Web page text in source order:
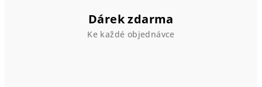
í
p
r
Dárek zdarma
Ke každé objednávce